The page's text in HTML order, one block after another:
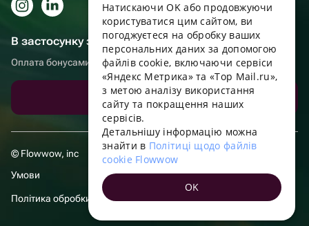
В застосунку зручніше!
Оплата бонусами, самовивіз, зручний чат підтримки
Завантажити додаток
© Flowwow, inc
Умови
Політика обробки даних
ENGLISH
UKRAINIAN
PORTUGUESE
SPANISH
HUNGARIAN
FRENCH
TURKISH
POLISH
Натискаючи OK або продовжуючи
користуватися цим сайтом, ви
погоджуєтеся на обробку ваших
персональних даних за допомогою
файлів cookie, включаючи сервіси
«Яндекс Метрика» та «Top Mail.ru»,
з метою аналізу використання
сайту та покращення наших
сервісів.
Детальнішу інформацію можна
знайти в Політиці щодо файлів
cookie Flowwow
OK